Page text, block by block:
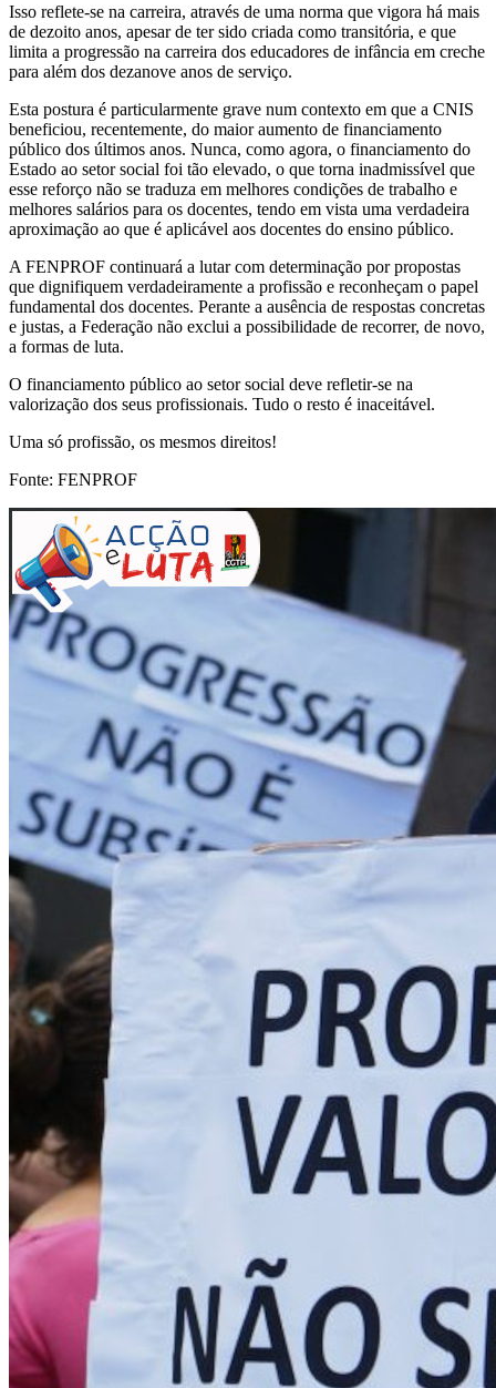
Isso reflete-se na carreira, através de uma norma que vigora há mais
de dezoito anos, apesar de ter sido criada como transitória, e que
limita a progressão na carreira dos educadores de infância em creche
para além dos dezanove anos de serviço.
Esta postura é particularmente grave num contexto em que a CNIS
beneficiou, recentemente, do maior aumento de financiamento
público dos últimos anos. Nunca, como agora, o financiamento do
Estado ao setor social foi tão elevado, o que torna inadmissível que
esse reforço não se traduza em melhores condições de trabalho e
melhores salários para os docentes, tendo em vista uma verdadeira
aproximação ao que é aplicável aos docentes do ensino público.
A FENPROF continuará a lutar com determinação por propostas
que dignifiquem verdadeiramente a profissão e reconheçam o papel
fundamental dos docentes. Perante a ausência de respostas concretas
e justas, a Federação não exclui a possibilidade de recorrer, de novo,
a formas de luta.
O financiamento público ao setor social deve refletir-se na
valorização dos seus profissionais. Tudo o resto é inaceitável.
Uma só profissão, os mesmos direitos!
Fonte: FENPROF